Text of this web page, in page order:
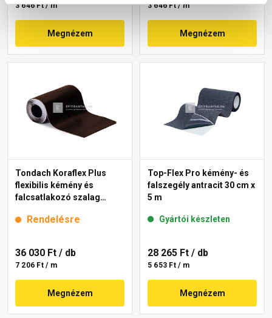
3 646 Ft / m
Megnézem
3 646 Ft / m
Megnézem
Tondach Koraflex Plus
flexibilis kémény és
falcsatlakozó szalag
Rendelésre
36 030 Ft / db
7 206 Ft / m
Megnézem
Top-Flex Pro kémény- és
falszegély antracit 30 cm x
5 m
Gyártói készleten
28 265 Ft / db
5 653 Ft / m
Megnézem